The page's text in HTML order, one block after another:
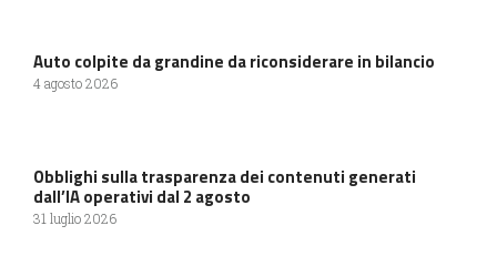
Auto colpite da grandine da riconsiderare in bilancio
4 agosto 2026
Obblighi sulla trasparenza dei contenuti generati
dall’IA operativi dal 2 agosto
31 luglio 2026